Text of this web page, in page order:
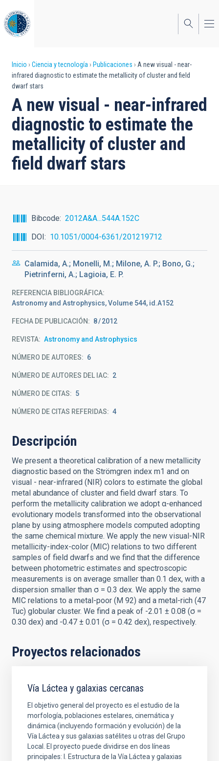
al
contenido
principal
Sobrescribir
enlaces
de
ayuda
a
la
navegación
Inicio Ciencia y tecnología Publicaciones
A new visual - near-
infrared diagnostic to estimate the metallicity of cluster and field
dwarf stars
A new visual - near-infrared
diagnostic to estimate the
metallicity of cluster and
field dwarf stars
Bibcode
2012A&A...544A.152C
DOI
10.1051/0004-6361/201219712
Calamida, A.; Monelli, M.; Milone, A. P.; Bono, G.;
Pietrinferni, A.; Lagioia, E. P.
REFERENCIA BIBLIOGRÁFICA
Astronomy and Astrophysics, Volume 544, id.A152
FECHA DE PUBLICACIÓN: 8 2012
REVISTA Astronomy and Astrophysics
NÚMERO DE AUTORES 6
NÚMERO DE AUTORES DEL IAC 2
NÚMERO DE CITAS 5
NÚMERO DE CITAS REFERIDAS 4
Descripción
We present a theoretical calibration of a new metallicity
diagnostic based on the Strömgren index m1 and on
visual - near-infrared (NIR) colors to estimate the global
metal abundance of cluster and field dwarf stars. To
perform the metallicity calibration we adopt α-enhanced
evolutionary models transformed into the observational
plane by using atmosphere models computed adopting
the same chemical mixture. We apply the new visual-NIR
metallicity-index-color (MIC) relations to two different
samples of field dwarfs and we find that the difference
between photometric estimates and spectroscopic
measurements is on average smaller than 0.1 dex, with a
dispersion smaller than σ = 0.3 dex. We apply the same
MIC relations to a metal-poor (M 92) and a metal-rich (47
Tuc) globular cluster. We find a peak of -2.01 ± 0.08 (σ =
0.30 dex) and -0.47 ± 0.01 (σ = 0.42 dex), respectively.
Proyectos relacionados
Vía Láctea y galaxias cercanas
El objetivo general del proyecto es el estudio de la
morfología, poblaciones estelares, cinemática y
dinámica (incluyendo formación y evolución) de la
Vía Láctea y sus galaxias satélites u otras del Grupo
Local. El proyecto puede dividirse en dos líneas
principales: I. Estructura de la Vía Láctea y galaxias